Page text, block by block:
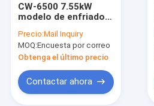
CW-6500 7.55kW
modelo de enfriador
para la impresión
grabado limpieza de
moho
Precio:Mail Inquiry
MOQ:Encuesta por correo
Obtenga el último precio
Contactar ahora